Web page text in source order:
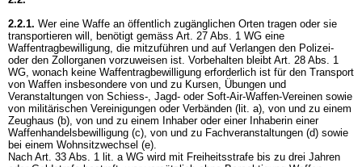
2.2.1. Wer eine Waffe an öffentlich zugänglichen Orten tragen oder sie
transportieren will, benötigt gemäss Art. 27 Abs. 1 WG eine
Waffentragbewilligung, die mitzuführen und auf Verlangen den Polizei-
oder den Zollorganen vorzuweisen ist. Vorbehalten bleibt Art. 28 Abs. 1
WG, wonach keine Waffentragbewilligung erforderlich ist für den Transport
von Waffen insbesondere von und zu Kursen, Übungen und
Veranstaltungen von Schiess-, Jagd- oder Soft-Air-Waffen-Vereinen sowie
von militärischen Vereinigungen oder Verbänden (lit. a), von und zu einem
Zeughaus (b), von und zu einem Inhaber oder einer Inhaberin einer
Waffenhandelsbewilligung (c), von und zu Fachveranstaltungen (d) sowie
bei einem Wohnsitzwechsel (e).
Nach Art. 33 Abs. 1 lit. a WG wird mit Freiheitsstrafe bis zu drei Jahren